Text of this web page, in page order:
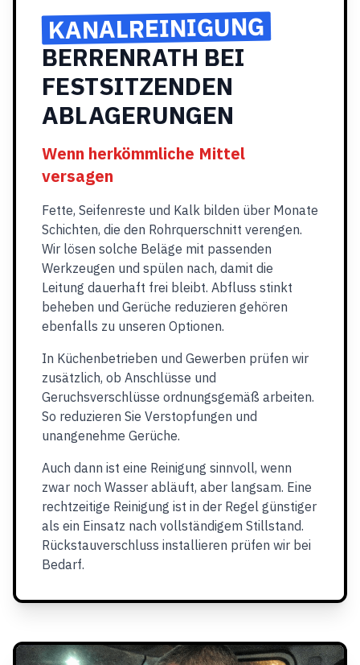
KANALREINIGUNG
BERRENRATH BEI
FESTSITZENDEN
ABLAGERUNGEN
Wenn herkömmliche Mittel
versagen
Fette, Seifenreste und Kalk bilden über Monate
Schichten, die den Rohrquerschnitt verengen.
Wir lösen solche Beläge mit passenden
Werkzeugen und spülen nach, damit die
Leitung dauerhaft frei bleibt. Abfluss stinkt
beheben und Gerüche reduzieren gehören
ebenfalls zu unseren Optionen.
In Küchenbetrieben und Gewerben prüfen wir
zusätzlich, ob Anschlüsse und
Geruchsverschlüsse ordnungsgemäß arbeiten.
So reduzieren Sie Verstopfungen und
unangenehme Gerüche.
Auch dann ist eine Reinigung sinnvoll, wenn
zwar noch Wasser abläuft, aber langsam. Eine
rechtzeitige Reinigung ist in der Regel günstiger
als ein Einsatz nach vollständigem Stillstand.
Rückstauverschluss installieren prüfen wir bei
Bedarf.